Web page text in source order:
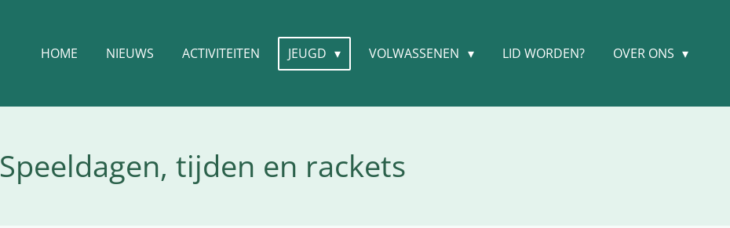
HOME NIEUWS ACTIVITEITEN JEUGD VOLWASSENEN LID WORDEN? OVER ONS
Speeldagen, tijden en rackets